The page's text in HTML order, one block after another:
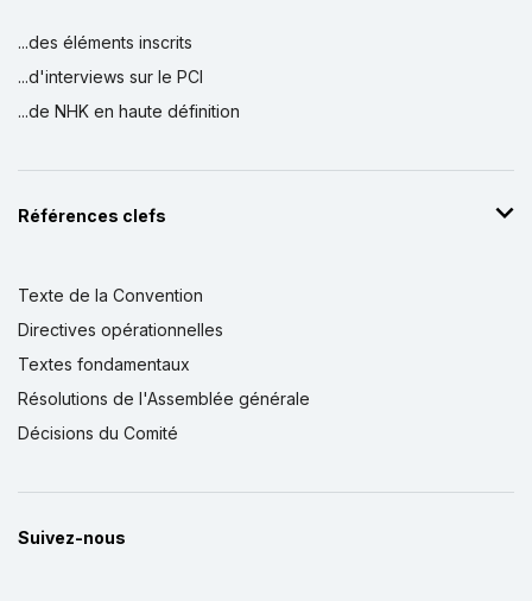
...des éléments inscrits
...d'interviews sur le PCI
...de NHK en haute définition
Références clefs
Texte de la Convention
Directives opérationnelles
Textes fondamentaux
Résolutions de l'Assemblée générale
Décisions du Comité
Suivez-nous